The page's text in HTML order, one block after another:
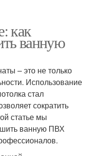
как
ванную
– это не только
Использование
стал
сократить
статье мы
ванную ПВХ